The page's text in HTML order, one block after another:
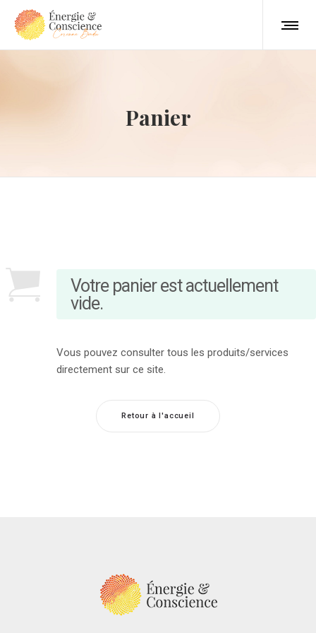
Panier
Votre panier est actuellement
vide.
Vous pouvez consulter tous les produits/services
directement sur ce site.
Retour à l'accueil